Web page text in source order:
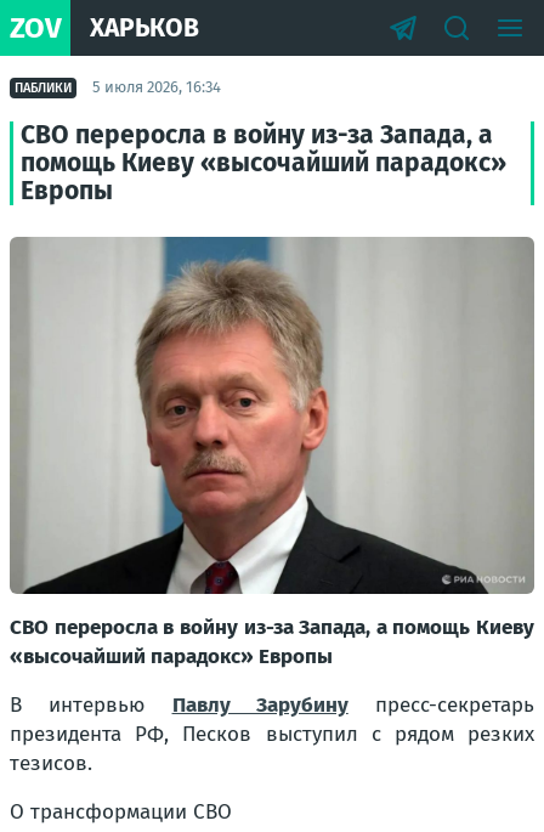
ZOV ХАРЬКОВ
ПАБЛИКИ 5 июля 2026, 16:34
СВО переросла в войну из-за Запада, а
помощь Киеву «высочайший парадокс»
Европы
СВО переросла в войну из-за Запада, а помощь Киеву
«высочайший парадокс» Европы
В интервью Павлу Зарубинупресс-секретарь
президента РФ, Песков выступил с рядом резких
тезисов.
О трансформации СВО